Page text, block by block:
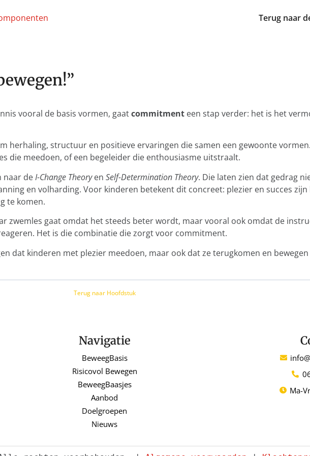
Terug naar
vooral de basis vormen, gaatcommitment een stap verder: het is het
herhaling, structuur en positieve ervaringen die samen een gewoonte
die meedoen, of een begeleider die enthousiasme uitstraalt.
naar deI-Change Theoryen Self-Determination Theory. Die laten zien dat gedrag
en volharding. Voor kinderen betekent dit concreet: plezier en succes
te komen.
zwemles gaat omdat het steeds beter wordt, maar vooral ook omdat de
Het is die combinatie die zorgt voor commitment.
dat kinderen met plezier meedoen, maar ook dat ze terugkomen en
Terug naar Hoofdstuk
Navigatie
BeweegBasis
Risicovol Bewegen
BeweegBaasjes
Aanbod
Doelgroepen
Nieuws
Ma-